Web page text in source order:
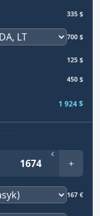
335 $
700 $
125 $
450 $
1 924 $
€
+
167 €